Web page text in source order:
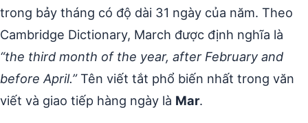
trong bảy tháng có độ dài 31 ngày của năm. Theo
Cambridge Dictionary, March được định nghĩa là
“the third month of the year, after February and
before April.”Tên viết tắt phổ biến nhất trong văn
viết và giao tiếp hàng ngày là Mar.